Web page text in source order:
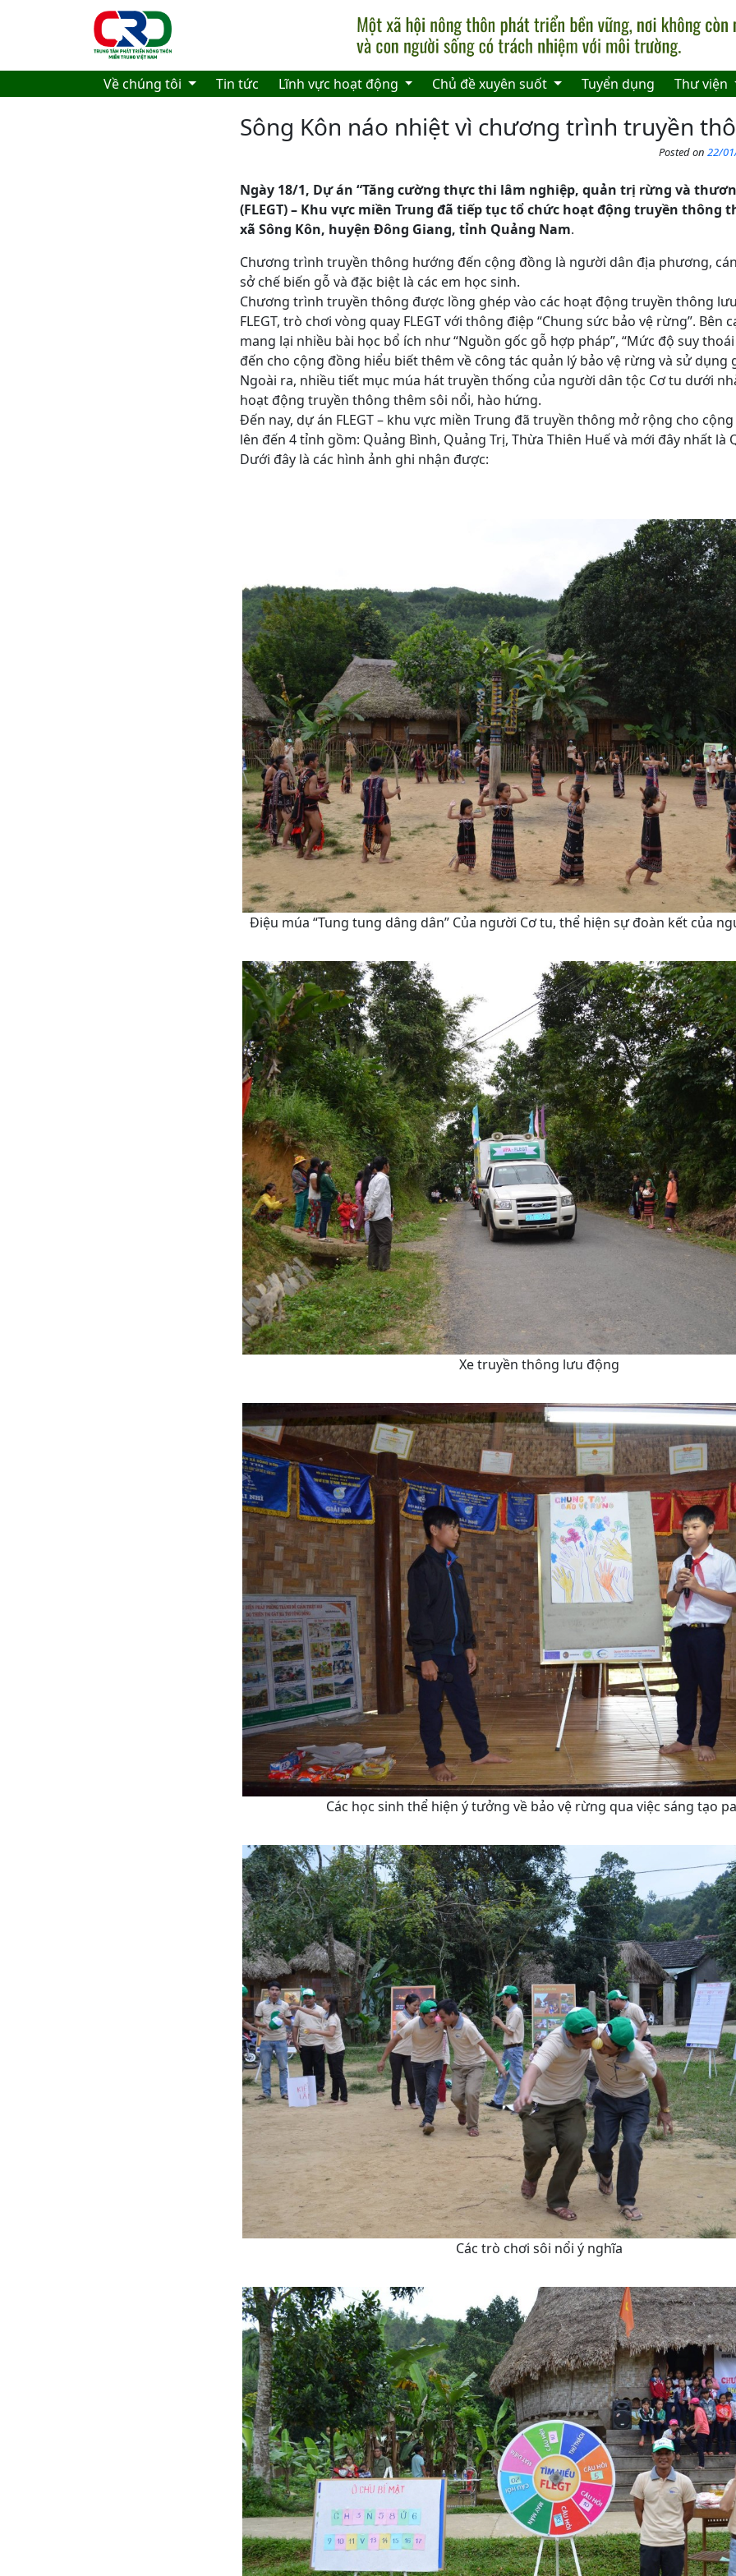
Skip to main content
Về chúng tôi Tin tức Lĩnh vực hoạt động Chủ đề xuyên suốt Tuyển dụng Thư viện
Sông Kôn náo nhiệt vì chương trình truyền
Posted on 22/
Ngày 18/1, Dự án “Tăng cường thực thi lâm nghiệp, quản trị rừng và
(FLEGT) – Khu vực miền Trung đã tiếp tục tổ chức hoạt động truyền thông
xã Sông Kôn, huyện Đông Giang, tỉnh Quảng Nam.
Chương trình truyền thông hướng đến cộng đồng là người dân địa phương,
sở chế biến gỗ và đặc biệt là các em học sinh.
Chương trình truyền thông được lồng ghép vào các hoạt động truyền thông lưu
FLEGT, trò chơi vòng quay FLEGT với thông điệp “Chung sức bảo vệ rừng”. Bên
mang lại nhiều bài học bổ ích như “Nguồn gốc gỗ hợp pháp”, “Mức độ suy
đến cho cộng đồng hiểu biết thêm về công tác quản lý bảo vệ rừng và sử dụng
Ngoài ra, nhiều tiết mục múa hát truyền thống của người dân tộc Cơ tu dưới
hoạt động truyền thông thêm sôi nổi, hào hứng.
Đến nay, dự án FLEGT – khu vực miền Trung đã truyền thông mở rộng cho
lên đến 4 tỉnh gồm: Quảng Bình, Quảng Trị, Thừa Thiên Huế và mới đây nhất là
Dưới đây là các hình ảnh ghi nhận được:
Điệu múa “Tung tung dâng dân” Của người Cơ tu, thể hiện sự đoàn kết của
Xe truyền thông lưu động
Các học sinh thể hiện ý tưởng về bảo vệ rừng qua việc sáng tạo
Các trò chơi sôi nổi ý nghĩa